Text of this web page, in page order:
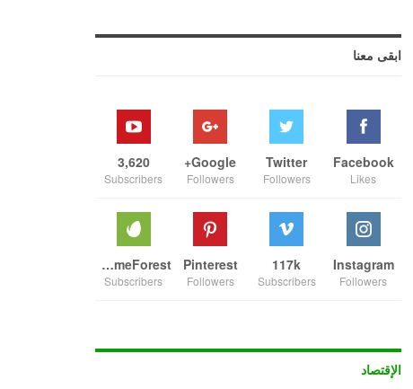
ابقى معنا
Facebook
Likes
Twitter
Followers
Google+
Followers
3,620
Subscribers
Instagram
Followers
117k
Subscribers
Pinterest
Followers
ThemeForest
Subscribers
الإقتصاد